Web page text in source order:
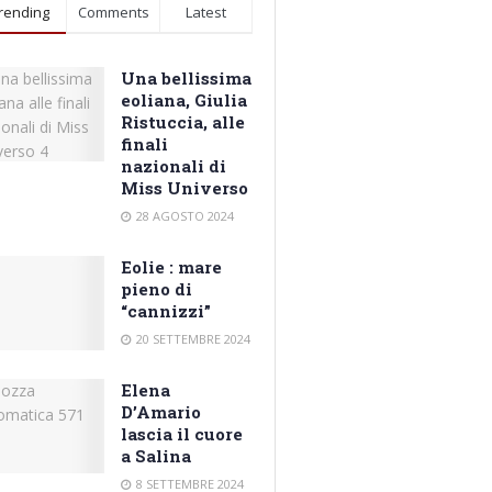
Comments Latest
Una bellissima
eoliana, Giulia
Ristuccia, alle
finali
nazionali di
Miss Universo
28 AGOSTO 2024
Eolie : mare
pieno di
“cannizzi”
20 SETTEMBRE 2024
Elena
D’Amario
lascia il cuore
a Salina
8 SETTEMBRE 2024